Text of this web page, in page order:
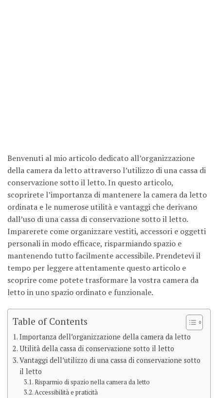
Benvenuti al mio articolo dedicato all’organizzazione
della camera da letto attraverso l’utilizzo di una cassa di
conservazione sotto il letto. In questo articolo,
scoprirete l’importanza di mantenere la camera da letto
ordinata e le numerose utilità e vantaggi che derivano
dall’uso di una cassa di conservazione sotto il letto.
Imparerete come organizzare vestiti, accessori e oggetti
personali in modo efficace, risparmiando spazio e
mantenendo tutto facilmente accessibile. Prendetevi il
tempo per leggere attentamente questo articolo e
scoprire come potete trasformare la vostra camera da
letto in uno spazio ordinato e funzionale.
Table of Contents
Importanza dell’organizzazione della camera da letto
Utilità della cassa di conservazione sotto il letto
Vantaggi dell’utilizzo di una cassa di conservazione sotto
il letto
Risparmio di spazio nella camera da letto
Accessibilità e praticità